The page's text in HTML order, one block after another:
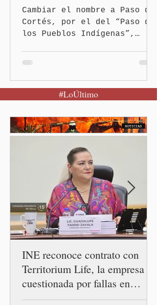
Cambiar el nombre a Paso de
Cortés, por el del “Paso de
los Pueblos Indígenas”,
Jornada Nacional de
Reforestación desde la
Xalitzintla.
#LoÚltimo
INE reconoce contrato con
Territorium Life, la empresa
cuestionada por fallas en
examen de la UNAM